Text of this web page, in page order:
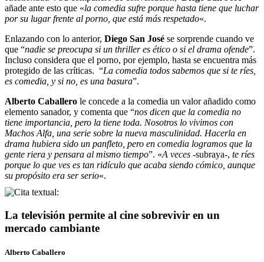
añade ante esto que «la comedia sufre porque hasta tiene que luchar
por su lugar frente al porno, que está más respetado«.
Enlazando con lo anterior, Diego San José se sorprende cuando ve
que “nadie se preocupa si un thriller es ético o si el drama ofende”.
Incluso considera que el porno, por ejemplo, hasta se encuentra más
protegido de las críticas. “La comedia todos sabemos que si te ríes,
es comedia, y si no, es una basura”.
Alberto Caballero le concede a la comedia un valor añadido como
elemento sanador, y comenta que “nos dicen que la comedia no
tiene importancia, pero la tiene toda. Nosotros lo vivimos con
Machos Alfa, una serie sobre la nueva masculinidad. Hacerla en
drama hubiera sido un panfleto, pero en comedia logramos que la
gente riera y pensara al mismo tiempo”. «A veces -subraya-, te ríes
porque lo que ves es tan ridículo que acaba siendo cómico, aunque
su propósito era ser serio«.
La televisión permite al cine sobrevivir en un
mercado cambiante
Alberto Caballero